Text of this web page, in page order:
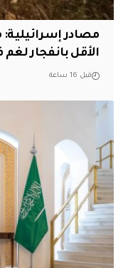
مصادر إسرائيلية:
الأقل بانفجار
قبل 16 ساعة